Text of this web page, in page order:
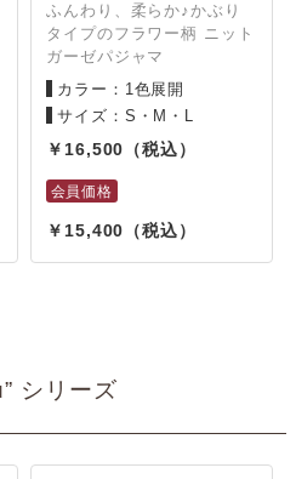
ふんわり、柔らか♪かぶり
タイプのフラワー柄 ニット
ガーゼパジャマ
カラー：1色展開
サイズ：S・M・L
16,500
15,400
シリーズ